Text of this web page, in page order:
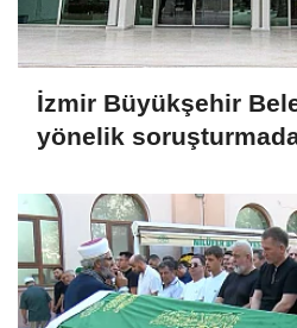
İzmir Büyükşehir
yönelik soruşturmada